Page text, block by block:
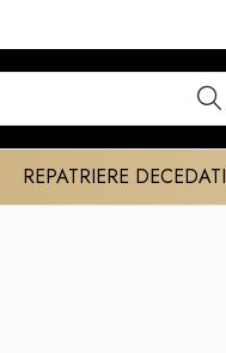
REPATRIERE DECEDATI